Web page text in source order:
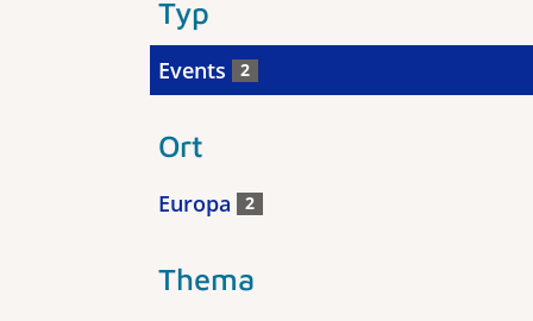
Typ
Events 2
Ort
Europa 2
Thema